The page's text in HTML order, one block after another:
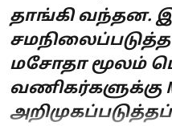
தாங்கி வந்தன.
சமநிலைப்படுத்த
மசோதா மூலம்
வணிகர்களுக்கு